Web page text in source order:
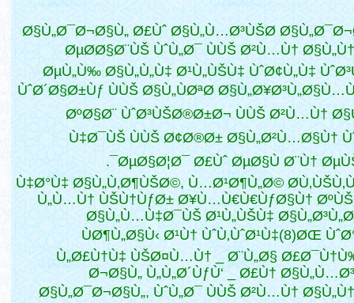
Ø§Ù„Ø¯Ø¬Ø§Ù„ Ø£Ùˆ Ø§Ù„Ù…Ø³ÙŠØ­
ØµØ­Ø§Ø¨ÙŠ ÙˆÙ„Ø¯ ÙÙŠ Ø²Ù…Ù†
ØµÙ„Ù‰ Ø§Ù„Ù„Ù‡ Ø¹Ù„ÙŠÙ‡ ÙˆØ¢Ù„Ù‡
ÙˆØ´Ø§Ø±Ùƒ ÙÙŠ Ø§Ù„ÙØªØ­
ØºØ§Ø¨ ÙˆØ³ÙŠØ®Ø±Ø¬ ÙÙŠ Ø²Ù…Ù†
Ù‡Ø¯ÙŠ ÙÙŠ Ø¢Ø®Ø± Ø§Ù„Ø²Ù…Ø§Ù†
ØµØ§Ø¦Ø¯ Ø£Ùˆ ØµØ§Ù Ø¨Ù†
Ù‡Ø°Ù‡ Ø§Ù„Ù‚Ø¶ÙŠØ©, Ù…Ø¹Ø¶Ù„Ø©
Ù„Ù…Ù† ÙŠÙ†ÙƒØ± Ø¥Ù…Ù€Ù€ÙƒØ§Ù†
Ø§Ù„Ù…Ù‡Ø¯ÙŠ Ø¹Ù„ÙŠÙ‡
ÙØ¶Ù„Ø§Ù‹ Ø¹Ù† ÙˆÙ‚ÙˆØ¹Ù‡(8)ØŒ
Ù„Ø£Ù†Ù‡ ÙŠØ¤Ù…Ù† _ Ø¨Ù„Ø§
Ø¬Ø§Ù„ Ù„Ù„Ø´ÙƒÙ‘ _ Ø£Ù†
Ø§Ù„Ø¯Ø¬Ø§Ù„, ÙˆÙ„Ø¯ ÙÙŠ Ø²Ù…Ù†